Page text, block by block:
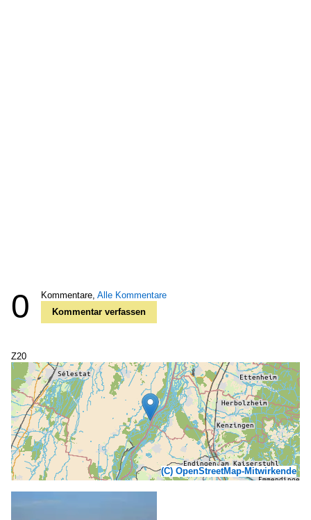
0 Kommentare, Alle Kommentare
Kommentar verfassen
Z20
(C) OpenStreetMap-Mitwirkende